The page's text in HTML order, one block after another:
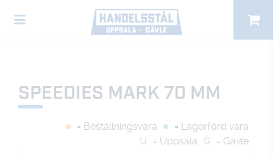
SPEEDIES MARK 70 MM
= Beställningsvara
= Lagerförd vara
U
= Uppsala G = Gävle